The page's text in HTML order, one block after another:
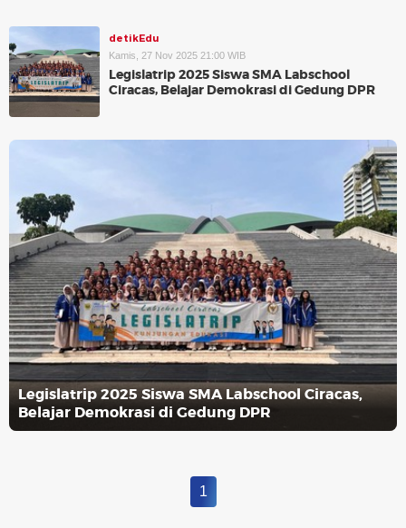
detikEdu
Kamis, 27 Nov 2025 21:00 WIB
Legislatrip 2025 Siswa SMA Labschool
Ciracas, Belajar Demokrasi di Gedung DPR
Legislatrip 2025 Siswa SMA Labschool Ciracas,
Belajar Demokrasi di Gedung DPR
1